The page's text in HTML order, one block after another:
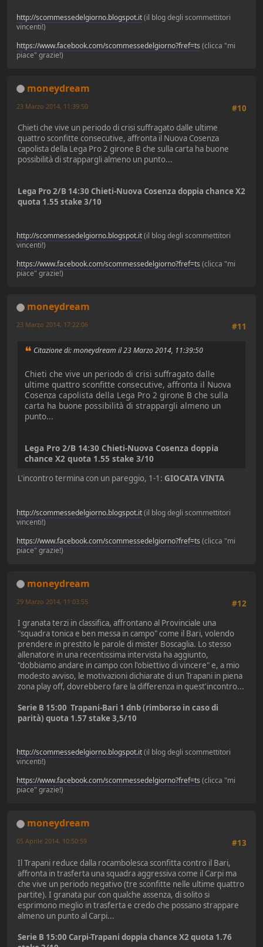
http://scommessedelgiorno.blogspot.it(il blog degli scommettitori
vincenti!)
https://www.facebook.com/scommessedelgiorno?fref=ts (clicca "mi
piace" grazie!)
moneydream
#10
23 Marzo 2014, 11:39:50
Chieti che vive un periodo di crisi suffragato dalle ultime
quattro sconfitte consecutive, affronta il Nuova Cosenza
capolista della Lega Pro 2 girone B che sulla carta ha buone
possibilità di strappargli almeno un punto...
Lega Pro 2/B 14:30 Chieti-Nuova Cosenza doppia chance X2
quota 1.55 stake 3/10
http://scommessedelgiorno.blogspot.it(il blog degli scommettitori
vincenti!)
https://www.facebook.com/scommessedelgiorno?fref=ts (clicca "mi
piace" grazie!)
moneydream
#11
23 Marzo 2014, 17:22:06
Citazione di: moneydream il 23 Marzo 2014, 11:39:50
Chieti che vive un periodo di crisi suffragato dalle
ultime quattro sconfitte consecutive, affronta il Nuova
Cosenza capolista della Lega Pro 2 girone B che sulla
carta ha buone possibilità di strappargli almeno un
punto...
Lega Pro 2/B 14:30 Chieti-Nuova Cosenza doppia
chance X2 quota 1.55 stake 3/10
L'incontro termina con un pareggio, 1-1: GIOCATA VINTA
http://scommessedelgiorno.blogspot.it(il blog degli scommettitori
vincenti!)
https://www.facebook.com/scommessedelgiorno?fref=ts (clicca "mi
piace" grazie!)
moneydream
#12
29 Marzo 2014, 11:03:55
I granata terzi in classifica, affrontano al Provinciale una
"squadra tonica e ben messa in campo" come il Bari, volendo
prendere in prestito le parole di mister Boscaglia. Lo stesso
allenatore in una recentissima intervista ha aggiunto,
"dobbiamo andare in campo con l'obiettivo di vincere" e, a mio
modesto avviso, le motivazioni dichiarate di un Trapani in piena
zona play off, dovrebbero fare la differenza in quest'incontro...
Serie B 15:00 Trapani-Bari 1 dnb (rimborso in caso di
parità) quota 1.57 stake 3,5/10
http://scommessedelgiorno.blogspot.it(il blog degli scommettitori
vincenti!)
https://www.facebook.com/scommessedelgiorno?fref=ts (clicca "mi
piace" grazie!)
moneydream
#13
05 Aprile 2014, 10:50:59
Il Trapani reduce dalla rocambolesca sconfitta contro il Bari,
affronta in trasferta una squadra aggressiva come il Carpi ma
che vive un periodo negativo (tre sconfitte nelle ultime quattro
partite). I granata pur con qualche assenza, di solito si
esprimono meglio in trasferta e credo che possano strappare
almeno un punto al Carpi...
Serie B 15:00 Carpi-Trapani doppia chance X2 quota 1.76